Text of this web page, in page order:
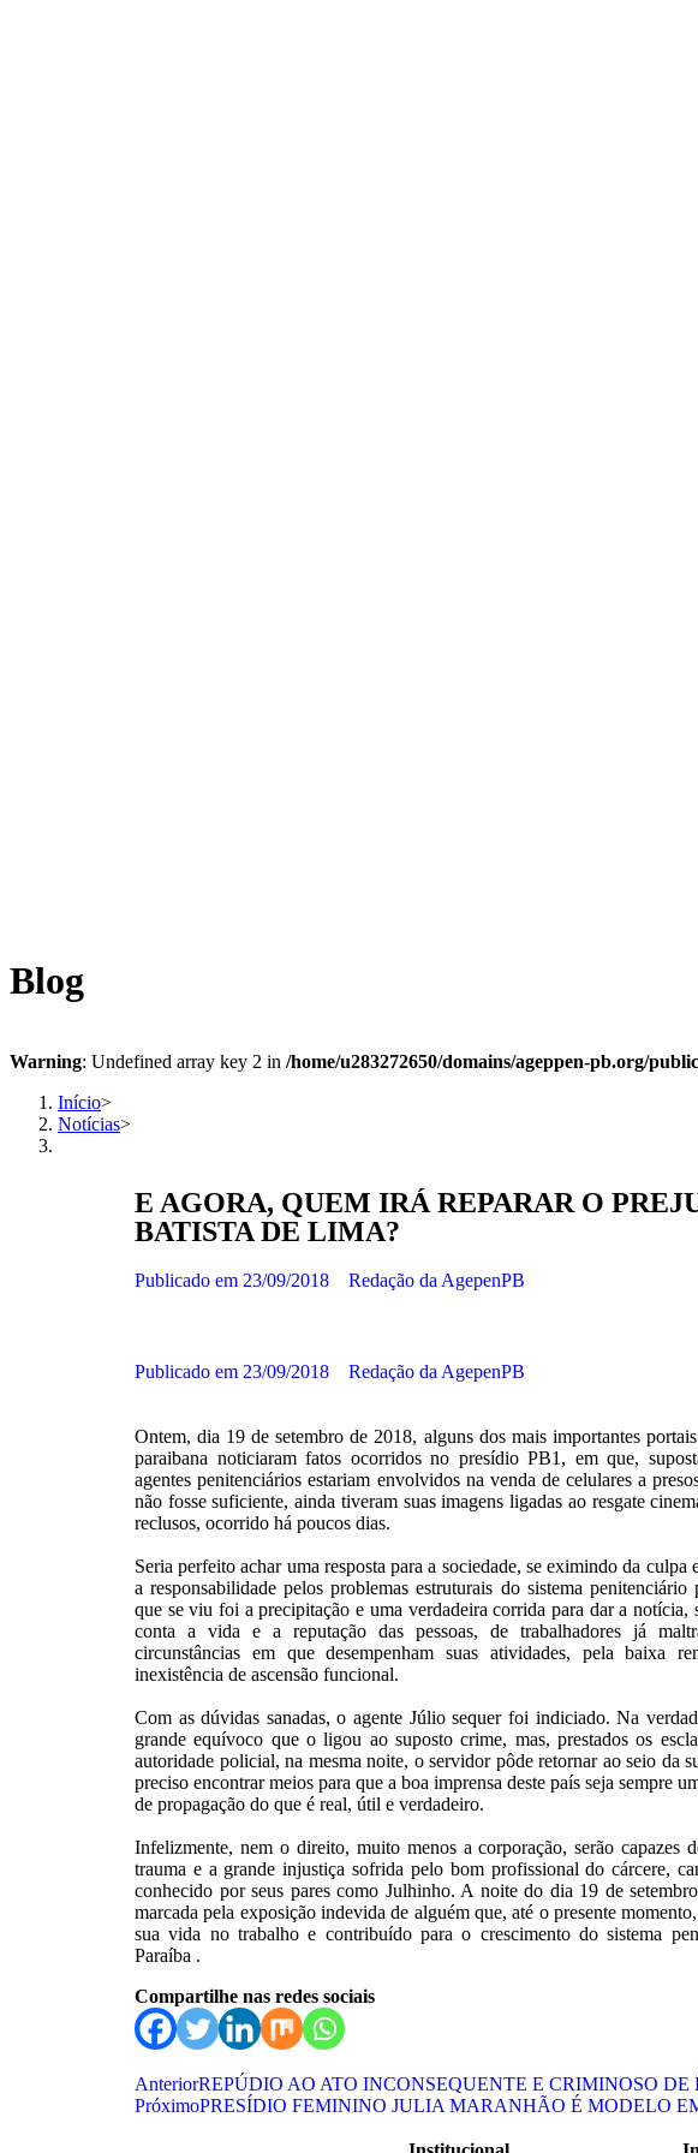
Blog
Warning: Undefined array key 2 in /home/u283272650/domains/ageppen-pb.org/
Início>
Notícias>
E AGORA, QUEM IRÁ REPARAR O
BATISTA DE LIMA?
Publicado em 23/09/2018 Redação da AgepenPB
Publicado em 23/09/2018 Redação da AgepenPB
Ontem, dia 19 de setembro de 2018, alguns dos mais importantes
paraibana noticiaram fatos ocorridos no presídio PB1, em que,
agentes penitenciários estariam envolvidos na venda de celulares a
não fosse suficiente, ainda tiveram suas imagens ligadas ao resgate
reclusos, ocorrido há poucos dias.
Seria perfeito achar uma resposta para a sociedade, se eximindo da culpa
a responsabilidade pelos problemas estruturais do sistema penitenciário
que se viu foi a precipitação e uma verdadeira corrida para dar a notícia,
conta a vida e a reputação das pessoas, de trabalhadores já
circunstâncias em que desempenham suas atividades, pela baixa
inexistência de ascensão funcional.
Com as dúvidas sanadas, o agente Júlio sequer foi indiciado. Na
grande equívoco que o ligou ao suposto crime, mas, prestados os
autoridade policial, na mesma noite, o servidor pôde retornar ao seio da
preciso encontrar meios para que a boa imprensa deste país seja sempre
de propagação do que é real, útil e verdadeiro.
Infelizmente, nem o direito, muito menos a corporação, serão capazes
trauma e a grande injustiça sofrida pelo bom profissional do cárcere,
conhecido por seus pares como Julhinho. A noite do dia 19 de
marcada pela exposição indevida de alguém que, até o presente
sua vida no trabalho e contribuído para o crescimento do sistema
Paraíba .
Compartilhe nas redes sociais
AnteriorREPÚDIO AO ATO INCONSEQUENTE E CRIMINOSO
PróximoPRESÍDIO FEMININO JULIA MARANHÃO É MODELO